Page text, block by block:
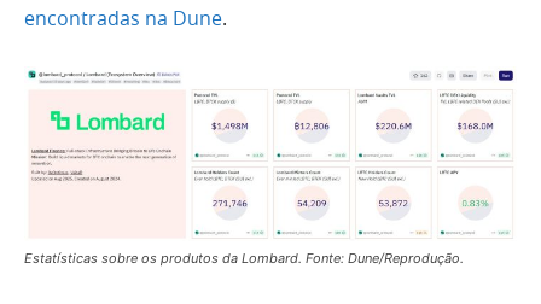
encontradas na Dune.
Estatísticas sobre os produtos da Lombard. Fonte: Dune/Reprodução.